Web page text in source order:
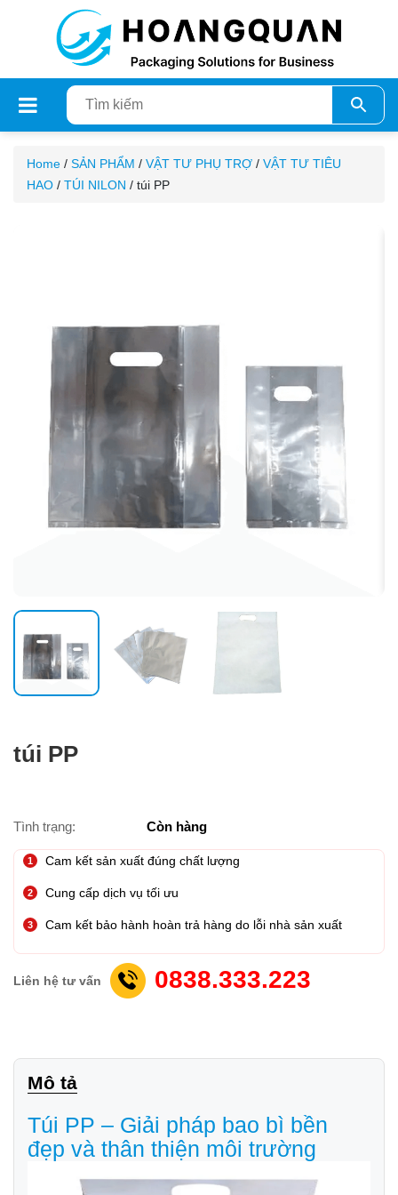
Home / SẢN PHẨM / VẬT TƯ PHỤ TRỢ / VẬT TƯ TIÊU
HAO / TÚI NILON / túi PP
túi PP
Tình trạng: Còn hàng
Cam kết sản xuất đúng chất lượng
Cung cấp dịch vụ tối ưu
Cam kết bảo hành hoàn trả hàng do lỗi nhà sản xuất
Liên hệ tư vấn 0838.333.223
Mô tả
Túi PP – Giải pháp bao bì bền
đẹp và thân thiện môi trường